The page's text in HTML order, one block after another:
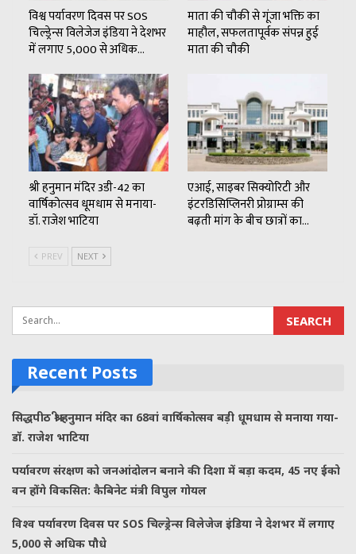
विश्व पर्यावरण दिवस पर SOS
चिल्ड्रेन्स विलेजेज इंडिया ने देशभर
में लगाए 5,000 से अधिक…
माता की चौकी से गूंजा भक्ति का
माहौल, सफलतापूर्वक संपन्न हुई
माता की चौकी
श्री हनुमान मंदिर 3डी-42 का
वार्षिकोत्सव धूमधाम से मनाया-
डॉ. राजेश भाटिया
एआई, साइबर सिक्योरिटी और
इंटरडिसिप्लिनरी प्रोग्राम्स की
बढ़ती मांग के बीच छात्रों का…
PREV NEXT
Recent Posts
सिद्धपीठ श्री हनुमान मंदिर का 68वां वार्षिकोत्सव बड़ी धूमधाम से मनाया गया-
डॉ. राजेश भाटिया
पर्यावरण संरक्षण को जनआंदोलन बनाने की दिशा में बड़ा कदम, 45 नए ईको
वन होंगे विकसित: कैबिनेट मंत्री विपुल गोयल
विश्व पर्यावरण दिवस पर SOS चिल्ड्रेन्स विलेजेज इंडिया ने देशभर में लगाए
5,000 से अधिक पौधे